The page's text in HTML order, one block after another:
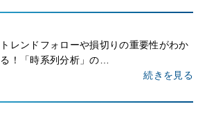
トレンドフォローや損切りの重要性がわか
る！「時系列分析」の…
続きを見る